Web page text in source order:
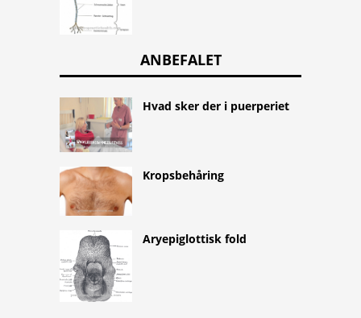
ANBEFALET
Hvad sker der i puerperiet
Kropsbehåring
Aryepiglottisk fold